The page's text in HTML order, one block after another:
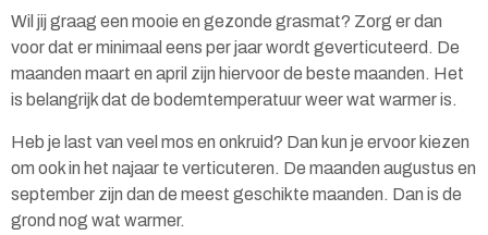
Wil jij graag een mooie en gezonde grasmat? Zorg er dan
voor dat er minimaal eens per jaar wordt geverticuteerd. De
maanden maart en april zijn hiervoor de beste maanden. Het
is belangrijk dat de bodemtemperatuur weer wat warmer is.
Heb je last van veel mos en onkruid? Dan kun je ervoor kiezen
om ook in het najaar te verticuteren. De maanden augustus en
september zijn dan de meest geschikte maanden. Dan is de
grond nog wat warmer.